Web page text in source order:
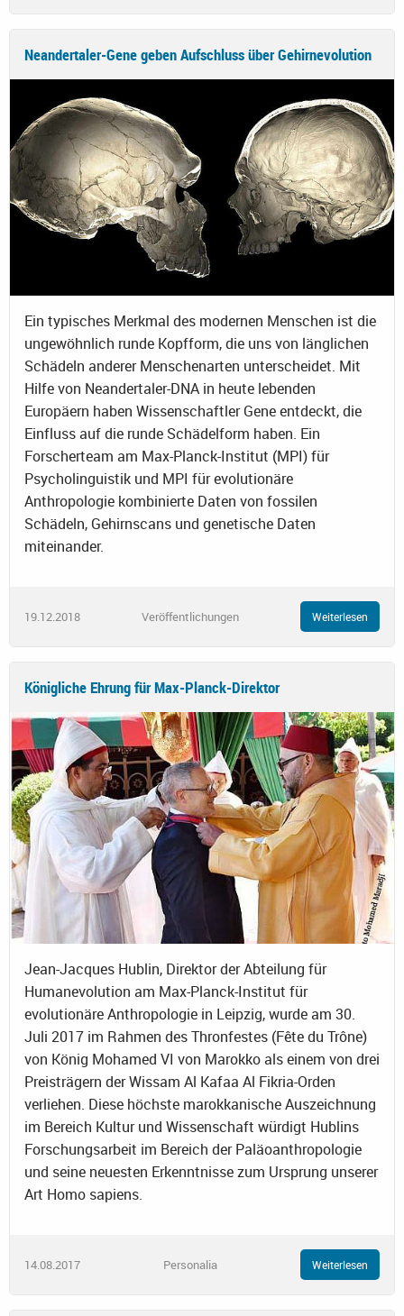
Neandertaler-Gene geben Aufschluss über Gehirnevolution
Ein typisches Merkmal des modernen Menschen ist die
ungewöhnlich runde Kopfform, die uns von länglichen
Schädeln anderer Menschenarten unterscheidet. Mit
Hilfe von Neandertaler-DNA in heute lebenden
Europäern haben Wissenschaftler Gene entdeckt, die
Einfluss auf die runde Schädelform haben. Ein
Forscherteam am Max-Planck-Institut (MPI) für
Psycholinguistik und MPI für evolutionäre
Anthropologie kombinierte Daten von fossilen
Schädeln, Gehirnscans und genetische Daten
miteinander.
19.12.2018 Veröffentlichungen Weiterlesen
Königliche Ehrung für Max-Planck-Direktor
Jean-Jacques Hublin, Direktor der Abteilung für
Humanevolution am Max-Planck-Institut für
evolutionäre Anthropologie in Leipzig, wurde am 30.
Juli 2017 im Rahmen des Thronfestes (Fête du Trône)
von König Mohamed VI von Marokko als einem von drei
Preisträgern der Wissam Al Kafaa Al Fikria-Orden
verliehen. Diese höchste marokkanische Auszeichnung
im Bereich Kultur und Wissenschaft würdigt Hublins
Forschungsarbeit im Bereich der Paläoanthropologie
und seine neuesten Erkenntnisse zum Ursprung unserer
Art Homo sapiens.
14.08.2017 Personalia Weiterlesen